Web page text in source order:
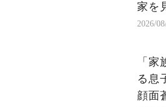
家を
2026/
「
る息
顔面